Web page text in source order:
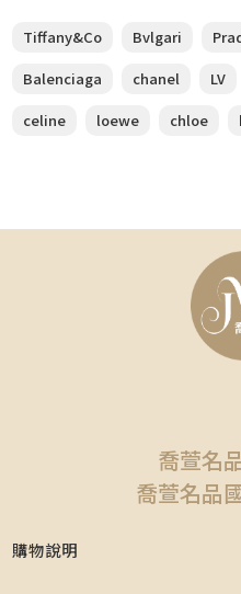
Tiffany&Co Bvlgari
Balenciaga
chanel LV
celine
loewe chloe
喬萱名
喬萱名品
購物說明